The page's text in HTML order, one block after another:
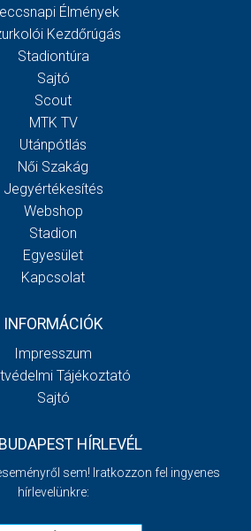
Élmények
Kezdőrúgás
Stadiontúra
Sajtó
Scout
MTK TV
Utánpótlás
Női Szakág
Jegyértékesítés
Webshop
Stadion
Egyesület
Kapcsolat
INFORMÁCIÓK
Impresszum
Tájékoztató
Sajtó
HÍRLEVÉL
sem! Iratkozzon fel ingyenes
hírlevelünkre: